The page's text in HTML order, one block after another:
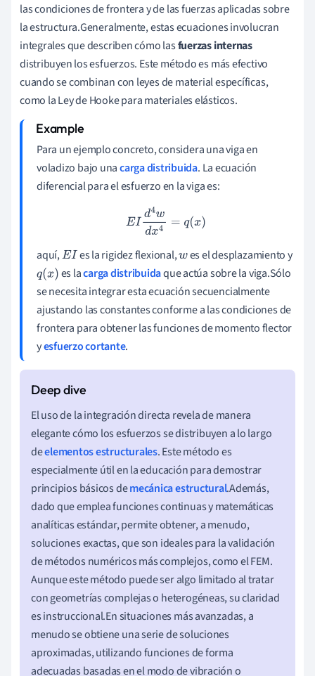
las condiciones de frontera y de las fuerzas aplicadas sobre
la estructura.Generalmente, estas ecuaciones involucran
integrales que describen cómo lasfuerzas internas
distribuyen los esfuerzos. Este método es más efectivo
cuando se combinan con leyes de material específicas,
como la Ley de Hooke para materiales elásticos.
Para un ejemplo concreto, considera una viga en
voladizo bajo unacarga distribuida. La ecuación
diferencial para el esfuerzo en la viga es:
EId4wd 4= q(x)
aquí,EI es la rigidez flexional,wes el desplazamiento y
q(x) es lacarga distribuidaque actúa sobre la viga.Sólo
se necesita integrar esta ecuación secuencialmente
ajustando las constantes conforme a las condiciones de
frontera para obtener las funciones de momento flector
yesfuerzo cortante.
El uso de la integración directa revela de manera
elegante cómo los esfuerzos se distribuyen a lo largo
deelementos estructurales. Este método es
especialmente útil en la educación para demostrar
principios básicos demecánica estructural.Además,
dado que emplea funciones continuas y matemáticas
analíticas estándar, permite obtener, a menudo,
soluciones exactas, que son ideales para la validación
de métodos numéricos más complejos, como el FEM.
Aunque este método puede ser algo limitado al tratar
con geometrías complejas o heterogéneas, su claridad
es instruccional.En situaciones más avanzadas, a
menudo se obtiene una serie de soluciones
aproximadas, utilizando funciones de forma
adecuadas basadas en el modo de vibración o